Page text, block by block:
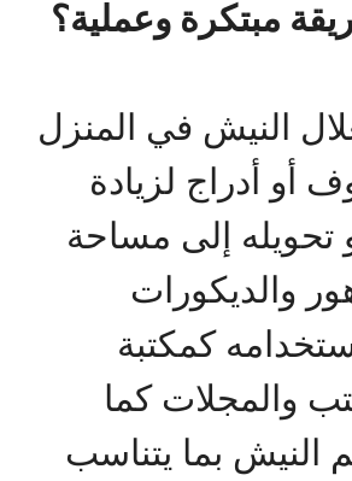
مبتكرة وعملية؟
النيش في المنزل
أو أدراج لزيادة
تحويله إلى مساحة
والديكورات
كمكتبة
والمجلات كما
النيش بما يتناسب